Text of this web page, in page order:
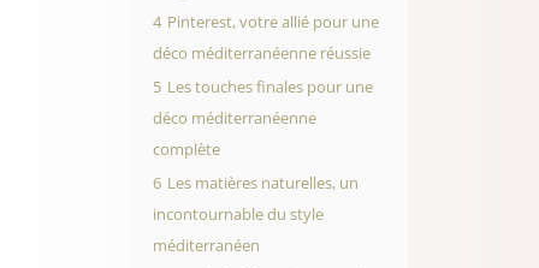
4 Pinterest, votre allié pour une
déco méditerranéenne réussie
5 Les touches finales pour une
déco méditerranéenne
complète
6 Les matières naturelles, un
incontournable du style
méditerranéen